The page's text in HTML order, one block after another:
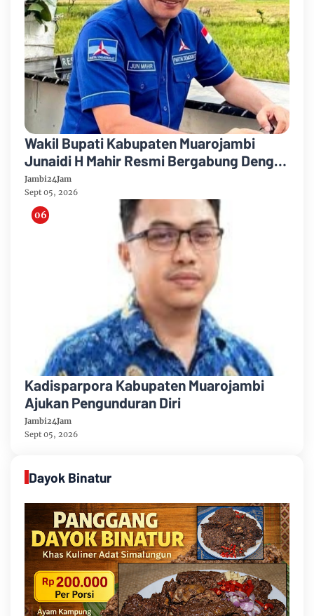
Wakil Bupati Kabupaten Muarojambi
Junaidi H Mahir Resmi Bergabung Dengan
Partai Demikrat
Jambi24Jam
Sept 05, 2026
Kadisparpora Kabupaten Muarojambi
Ajukan Pengunduran Diri
Jambi24Jam
Sept 05, 2026
Dayok Binatur